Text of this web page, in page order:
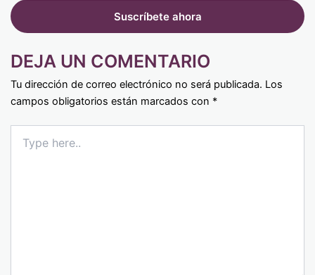
DEJA UN COMENTARIO
Tu dirección de correo electrónico no será publicada. Los
campos obligatorios están marcados con *
here..